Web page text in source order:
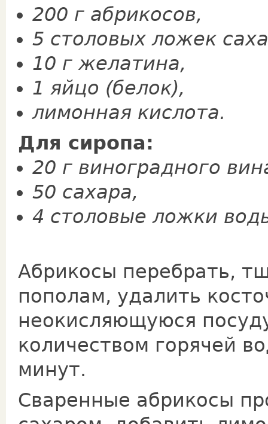
200 г абрикосов,
5 столовых ложек
10 г желатина,
1 яйцо (белок),
лимонная кислота.
Для сиропа:
20 г виноградного
50 сахара,
4 столовые ложки
Абрикосы перебрать,
пополам, удалить
неокисляющуюся
количеством горячей
минут.
Сваренные абрикосы